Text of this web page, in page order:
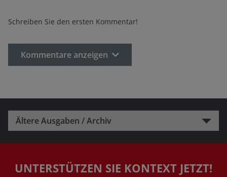
Schreiben Sie den ersten Kommentar!
Kommentare anzeigen
Ältere Ausgaben / Archiv
UNTERSTÜTZEN SIE KONTEXT JETZT!